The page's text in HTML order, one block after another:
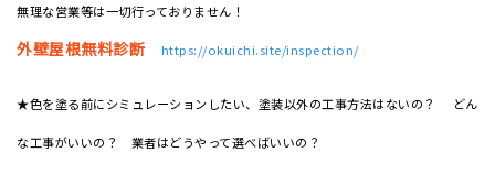
無理な営業等は一切行っておりません！
外壁屋根無料診断 https://okuichi.site/inspection/
★色を塗る前にシミュレーションしたい、塗装以外の工事方法はないの？ どん
な工事がいいの？ 業者はどうやって選べばいいの？